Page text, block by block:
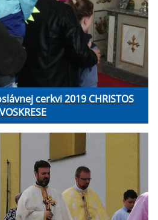
cerkvi 2019 CHRISTOS
VOSKRESE